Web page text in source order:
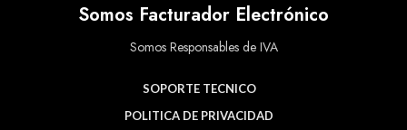
Somos Facturador Electrónico
Somos Responsables de IVA
SOPORTE TECNICO
POLITICA DE PRIVACIDAD